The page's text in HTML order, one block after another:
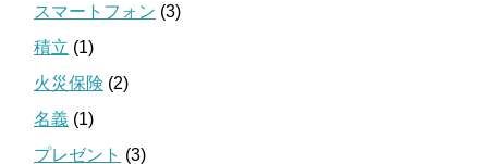
スマートフォン (3)
積立 (1)
火災保険 (2)
名義 (1)
プレゼント (3)